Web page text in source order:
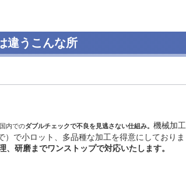
違うこんな所
内でのダブルチェックで不良を見逃さない仕組み。 機械加工
）で小ロット、多品種な加工を得意にしておりま
、研磨までワンストップで対応いたします。